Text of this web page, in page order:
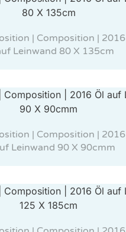
| Composition | 2016
Leinwand 80 X 135cm
| Composition | 2016
Leinwand 90 X 90cmm